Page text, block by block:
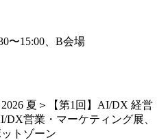
〜15:00、B会場
夏＞【第1回】AI/DX 経営
営業・マーケティング展、
トゾーン